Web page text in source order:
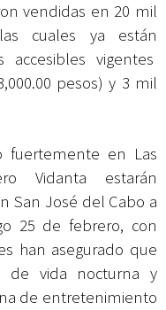
vendidas en 20 mil
cuales ya están
vigentes
pesos) y 3 mil
fuertemente en Las
Vidanta estarán
San José del Cabo a
25 de febrero, con
han asegurado que
de vida nocturna y
de entretenimiento